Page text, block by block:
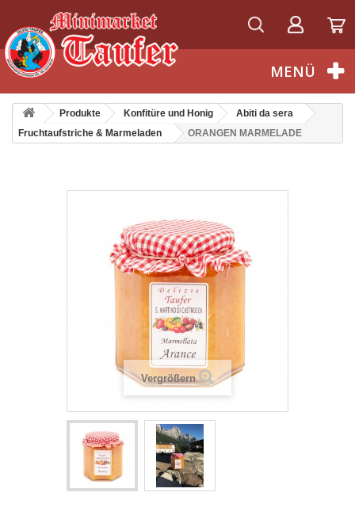
Deutsch
MENÜ
Produkte Konfitüre und Honig
Abiti da sera
Fruchtaufstriche & Marmeladen
ORANGEN MARMELADE
Vergrößern